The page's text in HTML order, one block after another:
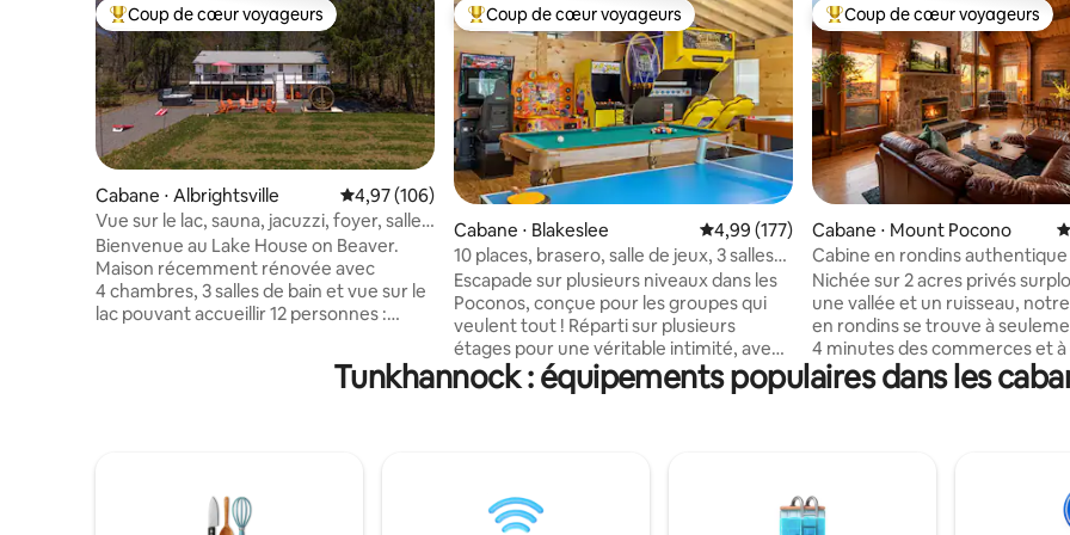
Coups de cœur voyageurs les plus appréciés
Coup de cœur voyageurs
Cabane ⋅ Albrightsville Évaluation moyenne sur la base de 106 commentaires : 4,97 sur 5
4,97 (106)
Vue sur le lac, sauna, jacuzzi, foyer, salle
de jeux, animaux de compagnie
Bienvenue au Lake House on Beaver.
Maison récemment rénovée avec
4 chambres, 3 salles de bain et vue sur le
lac pouvant accueillir 12 personnes :
Salle de jeux avec table de billard, arcade,
télévision géante et jeux de société.
est juste en face ! Comprend un tourne-
disque avec vinyles, une cuisine
Coups de cœur voyageurs les plus appréciés
Coup de cœur voyageurs
Cabane ⋅ Blakeslee Évaluation moyenne sur la base de 177
4,99 (177)
10 places, brasero, salle de jeux, 3 salles
de bains complètes, terrasses
Escapade sur plusieurs niveaux dans les
Poconos, conçue pour les groupes qui
veulent tout ! Réparti sur plusieurs
étages pour une véritable intimité, avec
plusieurs terrasses. 🔥 Rassemblez-vous
chaque soir autour du foyer crépitant
Parfait pour les familles, les escapades
entre amis et les week-ends
Coups de cœur voyageurs les
Coup de cœur voyageurs
Cabane ⋅ Mount Pocono
Cabine en rondins authentique
Poconos | Vue, jacuzzi et salle
Nichée sur 2 acres privés
une vallée et un ruisseau,
en rondins se trouve à
4 minutes des commerces et
minutes en voiture de
Kalahari et Great Wolf Lodge.
spacieuse avec une vue
table de billard et une table de
pour vous amuser à l'intérieur.
Tunkhannock : équipements populaires dans les